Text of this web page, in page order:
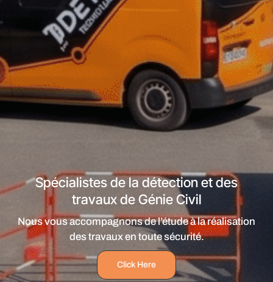
Spécialistes de la détection et des
travaux de Génie Civil
Nous vous accompagnons de l’étude à la réalisation
des travaux en toute sécurité.
Click Here